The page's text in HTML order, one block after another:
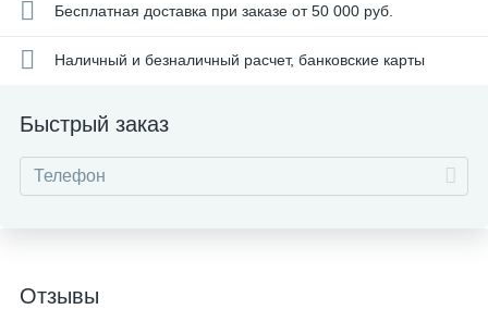
Бесплатная доставка при заказе от 50 000 руб.
Наличный и безналичный расчет, банковские карты
Быстрый заказ
Отзывы